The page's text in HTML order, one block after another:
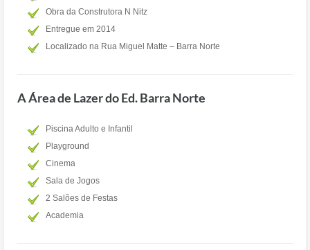
Obra da Construtora N Nitz
Entregue em 2014
Localizado na Rua Miguel Matte – Barra Norte
A Área de Lazer do Ed. Barra Norte
Piscina Adulto e Infantil
Playground
Cinema
Sala de Jogos
2 Salões de Festas
Academia